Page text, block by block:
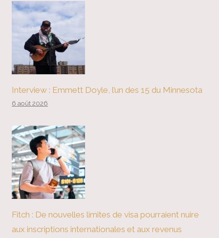
Interview : Emmett Doyle, l’un des 15 du Minnesota
6 août 2026
Fitch : De nouvelles limites de visa pourraient nuire
aux inscriptions internationales et aux revenus